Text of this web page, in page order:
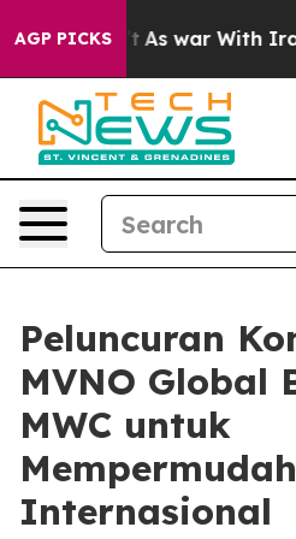
AGP PICKSAs war With Iran
Peluncuran
MVNO Global
MWC untuk
Internasional